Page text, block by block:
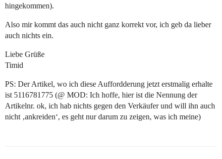
hingekommen).
Also mir kommt das auch nicht ganz korrekt vor, ich geb da lieber
auch nichts ein.
Liebe Grüße
Timid
PS: Der Artikel, wo ich diese Auffordderung jetzt erstmalig erhalte
ist 5116781775 (@ MOD: Ich hoffe, hier ist die Nennung der
Artikelnr. ok, ich hab nichts gegen den Verkäufer und will ihn auch
nicht ‚ankreiden‘, es geht nur darum zu zeigen, was ich meine)